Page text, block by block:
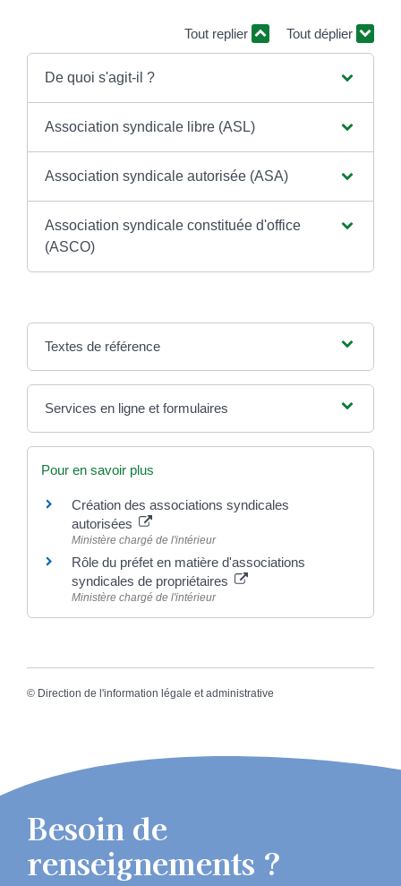
Tout replier Tout déplier
De quoi s'agit-il ?
Association syndicale libre (ASL)
Association syndicale autorisée (ASA)
Association syndicale constituée d'office
(ASCO)
Textes de référence
Services en ligne et formulaires
Pour en savoir plus
Création des associations syndicales
autorisées
Ministère chargé de l'intérieur
Rôle du préfet en matière d'associations
syndicales de propriétaires
Ministère chargé de l'intérieur
© Direction de l'information légale et administrative
Besoin de
renseignements ?